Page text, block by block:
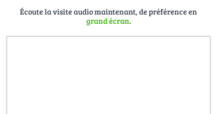
Écoute la visite audio maintenant, de préférence en
grand écran.